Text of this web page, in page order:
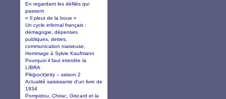
En regardant les défilés qui
passent
« Il pleut de la boue »
Un cycle infernal français :
démagogie, dépenses
publiques, dettes,
communication niaiseuse,
Hommage à Sylvie Kaufmann
Pourquoi il faut interdire la
LIBRA
Pik(pock)etty – saison 2
Actualité saisissante d'un livre de
1934
Pompidou, Chirac, Giscard et la